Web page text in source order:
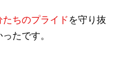
たちのプライド を守り抜
たです。